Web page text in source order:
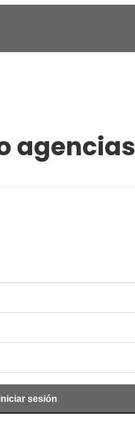
agencias
Iniciar sesión